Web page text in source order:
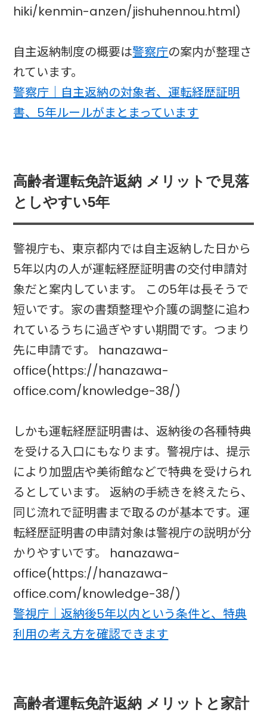
hiki/kenmin-anzen/jishuhennou.html)
自主返納制度の概要は警察庁の案内が整理さ
れています。
警察庁｜自主返納の対象者、運転経歴証明
書、5年ルールがまとまっています
高齢者運転免許返納 メリットで見落
としやすい5年
警視庁も、東京都内では自主返納した日から
5年以内の人が運転経歴証明書の交付申請対
象だと案内しています。 この5年は長そうで
短いです。家の書類整理や介護の調整に追わ
れているうちに過ぎやすい期間です。つまり
先に申請です。 hanazawa-
office(https://hanazawa-
office.com/knowledge-38/)
しかも運転経歴証明書は、返納後の各種特典
を受ける入口にもなります。警視庁は、提示
により加盟店や美術館などで特典を受けられ
るとしています。 返納の手続きを終えたら、
同じ流れで証明書まで取るのが基本です。運
転経歴証明書の申請対象は警視庁の説明が分
かりやすいです。 hanazawa-
office(https://hanazawa-
office.com/knowledge-38/)
警視庁｜返納後5年以内という条件と、特典
利用の考え方を確認できます
高齢者運転免許返納 メリットと家計